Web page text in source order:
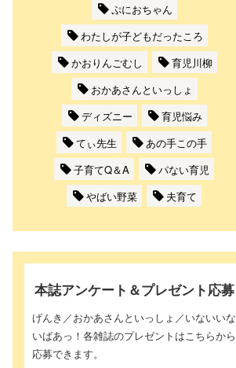
ぷにおちゃん
わたしが子どもだったころ
かおりんごむし
育児川柳
おかあさんといっしょ
ディズニー
育児悩み
てぃ先生
あの手この手
子育てQ＆A
パない育児
やばい野菜
夫育て
本誌アンケート＆プレゼント応募
げんき／おかあさんといっしょ／いないいな
いばあっ！各雑誌のプレゼントはこちらから
応募できます。